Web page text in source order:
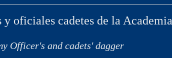
y oficiales cadetes de la Academia
Officer's and cadets' dagger